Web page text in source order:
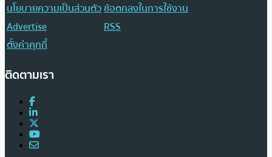
นโยบายความเป็นส่วนตัวข้อตกลงในการใช้งาน
Advertise
RSS
ตั้งค่าคุกกี้
ติดตามเรา